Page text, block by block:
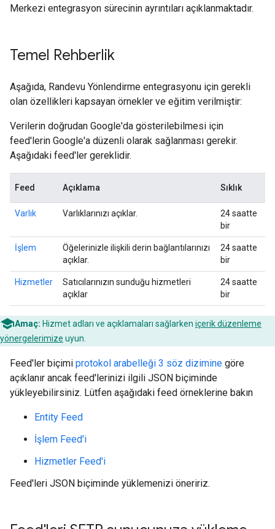
Merkezi entegrasyon sürecinin ayrıntıları açıklanmaktadır.
Temel Rehberlik
Aşağıda, Randevu Yönlendirme entegrasyonu için gerekli
olan özellikleri kapsayan örnekler ve eğitim verilmiştir:
Verilerin doğrudan Google'da gösterilebilmesi için
feed'lerin Google'a düzenli olarak sağlanması gerekir.
Aşağıdaki feed'ler gereklidir.
Feed Açıklama Sıklık
Varlık Varlıklarınızı açıklar.
24 saatte
bir
İşlem
Öğelerinizle ilişkili derin bağlantılarınızı
açıklar.
24 saatte
bir
Hizmetler
Satıcılarınızın sunduğu hizmetleri
açıklar
24 saatte
bir
Amaç: Hizmet adları ve açıklamaları sağlarken içerik düzenleme
yönergelerimize uyun.
Feed'ler biçimi protokol arabelleği 3 söz dizimine göre
açıklanır ancak feed'lerinizi ilgili JSON biçiminde
yükleyebilirsiniz. Lütfen aşağıdaki feed örneklerine bakın
Entity Feed
İşlem Feed'i
Hizmetler Feed'i
Feed'leri JSON biçiminde yüklemenizi öneririz.